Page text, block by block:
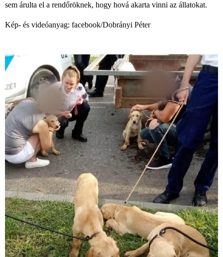
sem árulta el a rendőröknek, hogy hová akarta vinni az állatokat. ​
Kép- és videóanyag: facebook/Dobrányi Péter